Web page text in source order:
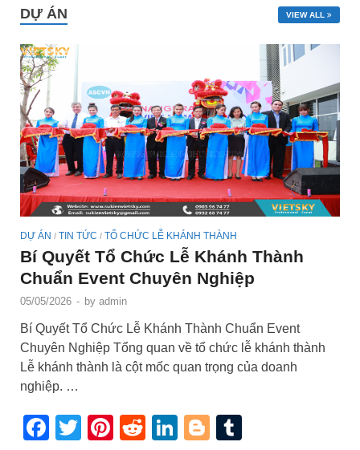
DỰ ÁN VIEW ALL
DỰ ÁN / TIN TỨC / TỔ CHỨC LỄ KHÁNH THÀNH
Bí Quyết Tổ Chức Lễ Khánh Thành
Chuẩn Event Chuyên Nghiệp
05/05/2026 - by admin
Bí Quyết Tổ Chức Lễ Khánh Thành Chuẩn Event
Chuyên Nghiệp Tổng quan về tổ chức lễ khánh thành
Lễ khánh thành là cột mốc quan trọng của doanh
nghiệp. …
Facebook
Twitter
Pinterest
RedditLinkedIn
Blogger